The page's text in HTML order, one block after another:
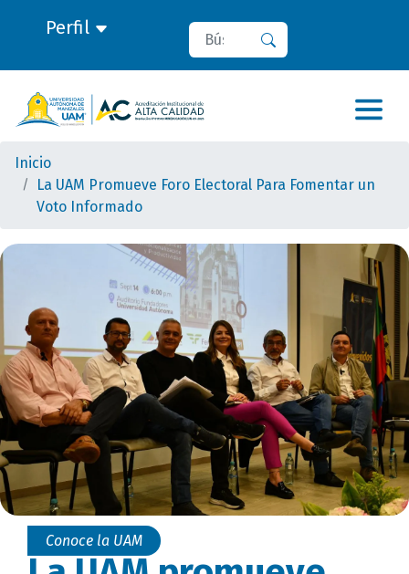
Perfil Buscar
Inicio
La UAM Promueve Foro Electoral Para Fomentar un
Voto Informado
Conoce la UAM